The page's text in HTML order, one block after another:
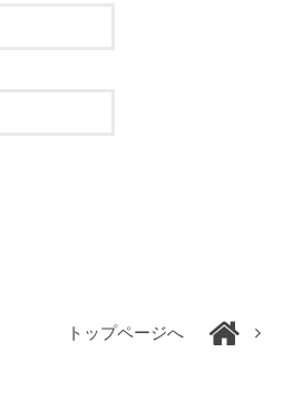
トップページへ